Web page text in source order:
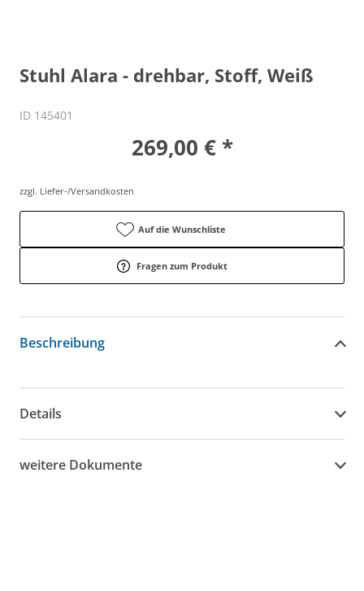
Stuhl Alara - drehbar, Stoff, Weiß
ID 145401
269,00 € *
zzgl. Liefer-/Versandkosten
Auf die Wunschliste
Fragen zum Produkt
Beschreibung
Details
weitere Dokumente